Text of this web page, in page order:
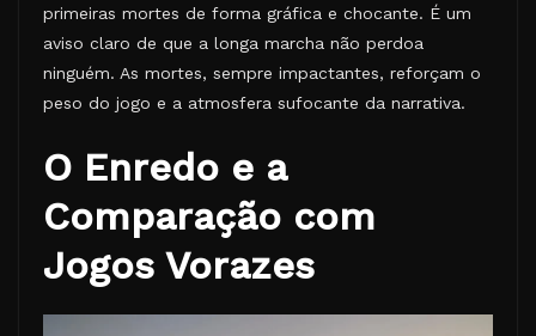
primeiras mortes de forma gráfica e chocante. É um
aviso claro de que a longa marcha não perdoa
ninguém. As mortes, sempre impactantes, reforçam o
peso do jogo e a atmosfera sufocante da narrativa.
O Enredo e a
Comparação com
Jogos Vorazes